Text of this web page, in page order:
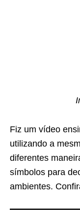
Fiz um vídeo
utilizando a
diferentes
símbolos para
ambientes.